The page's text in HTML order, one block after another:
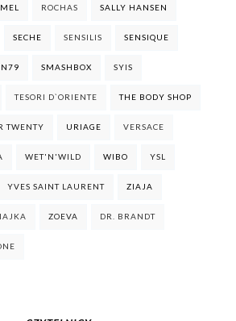
ROCHAS SALLY HANSEN
SECHE SENSILIS SENSIQUE
SMASHBOX SYIS
TESORI D`ORIENTE THE BODY SHOP
TWENTY URIAGE VERSACE
WET'N'WILD WIBO YSL
YVES SAINT LAURENT ZIAJA
ZOEVA DR. BRANDT